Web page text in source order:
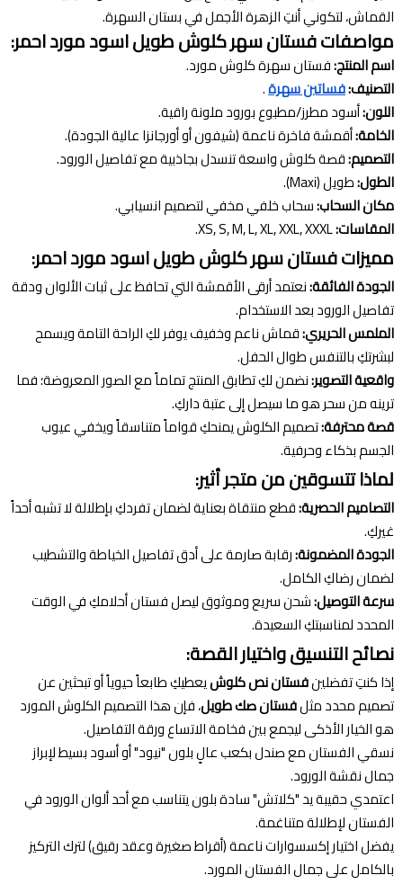
القماش، لتكوني أنتِ الزهرة الأجمل في بستان السهرة.
مواصفات فستان سهر كلوش طويل اسود مورد احمر:
اسم المنتج:فستان سهرة كلوش مورد.
التصنيف:فساتين سهرة.
اللون:أسود مطرز/مطبوع بورود ملونة راقية.
الخامة:أقمشة فاخرة ناعمة (شيفون أو أورجانزا عالية الجودة).
التصميم:قصة كلوش واسعة تنسدل بجاذبية مع تفاصيل الورود.
الطول:طويل (Maxi).
مكان السحاب:سحاب خلفي مخفي لتصميم انسيابي.
المقاسات:
مميزات فستان سهر كلوش طويل اسود مورد احمر:
الجودة الفائقة:نعتمد أرقى الأقمشة التي تحافظ على ثبات الألوان ودقة
تفاصيل الورود بعد الاستخدام.
الملمس الحريري:قماش ناعم وخفيف يوفر لكِ الراحة التامة ويسمح
لبشرتكِ بالتنفس طوال الحفل.
واقعية التصوير:نضمن لكِ تطابق المنتج تماماً مع الصور المعروضة؛ فما
ترينه من سحر هو ما سيصل إلى عتبة داركِ.
قصة محترفة:تصميم الكلوش يمنحكِ قواماً متناسقاً ويخفي عيوب
الجسم بذكاء وحرفية.
لماذا تتسوقين من متجر أثير:
التصاميم الحصرية:قطع منتقاة بعناية لضمان تفردكِ بإطلالة لا تشبه أحداً
غيركِ.
الجودة المضمونة:رقابة صارمة على أدق تفاصيل الخياطة والتشطيب
لضمان رضاكِ الكامل.
سرعة التوصيل:شحن سريع وموثوق ليصل فستان أحلامكِ في الوقت
المحدد لمناسبتكِ السعيدة.
نصائح التنسيق واختيار القصة:
إذا كنتِ تفضلينفستان نص كلوشيعطيكِ طابعاً حيوياً أو تبحثين عن
تصميم محدد مثلفستان صك طويل، فإن هذا التصميم الكلوش المورد
هو الخيار الأذكى ليجمع بين فخامة الاتساع ورقة التفاصيل.
نسقي الفستان مع صندل بكعب عالٍ بلون "نيود" أو أسود بسيط لإبراز
جمال نقشة الورود.
اعتمدي حقيبة يد "كلاتش" سادة بلون يتناسب مع أحد ألوان الورود في
الفستان لإطلالة متناغمة.
يفضل اختيار إكسسوارات ناعمة (أقراط صغيرة وعقد رقيق) لترك التركيز
بالكامل على جمال الفستان المورد.